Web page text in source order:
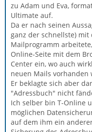
zu Adam und Eva,
Ultimate auf.
Da er nach seinen
ganz der schnellste)
Mailprogramm
Online-Seite mit dem
Center ein, wo auch
neuen Mails vorhanden
Er beklagte sich aber
"Adressbuch" nicht
Ich selber bin T-Online
möglichen
auf dem ihm ein